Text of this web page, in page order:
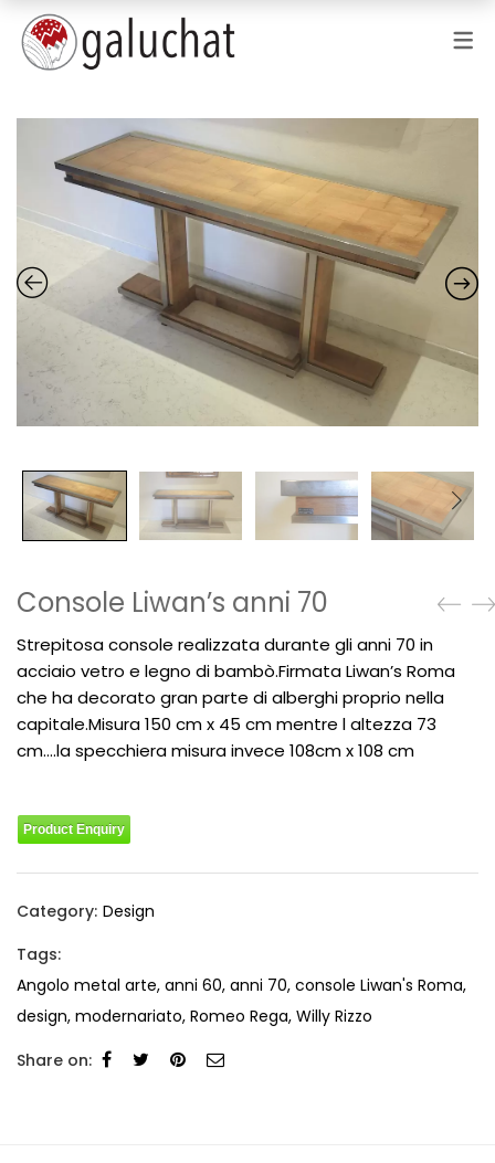
Console Liwan’s anni 70
Strepitosa console realizzata durante gli anni 70 in
acciaio vetro e legno di bambò.Firmata Liwan’s Roma
che ha decorato gran parte di alberghi proprio nella
capitale.Misura 150 cm x 45 cm mentre l altezza 73
cm….la specchiera misura invece 108cm x 108 cm
Product Enquiry
Category: Design
Tags:
Angolo metal arte, anni 60, anni 70, console Liwan's Roma,
design, modernariato, Romeo Rega, Willy Rizzo
Share on: